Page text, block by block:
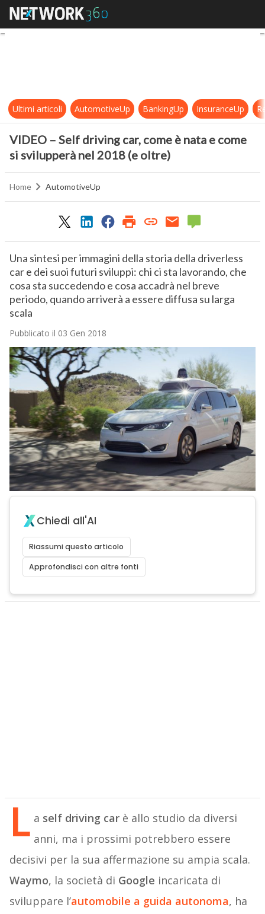
VIDEO – Self driving car, come è
Ultimi articoli AutomotiveUp BankingUp InsuranceUp
VIDEO – Self driving car, come è nata e come
si svilupperà nel 2018 (e oltre)
Home AutomotiveUp
Una sintesi per immagini della storia della driverless
car e dei suoi futuri sviluppi: chi ci sta lavorando, che
cosa sta succedendo e cosa accadrà nel breve
periodo, quando arriverà a essere diffusa su larga
scala
Pubblicato il 03 Gen 2018
Chiedi all'AI
Riassumi questo articolo
Approfondisci con altre fonti
L a self driving car è allo studio da diversi
anni, ma i prossimi potrebbero essere
decisivi per la sua affermazione su ampia scala.
Waymo, la società di Google incaricata di
sviluppare l’automobile a guida autonoma, ha